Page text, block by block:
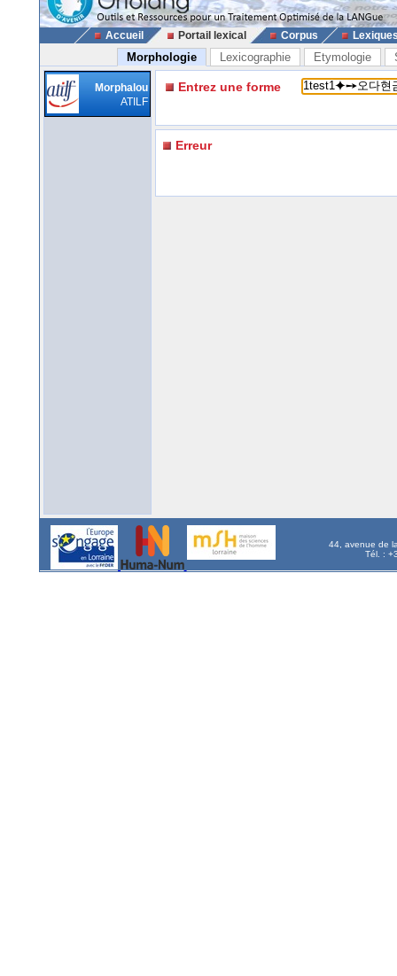
Accueil Portail lexical Corpus
Morphologie Lexicographie Etymologie
Morphalou
ATILF
Entrez une forme
Erreur
44, avenue de
Tél. :